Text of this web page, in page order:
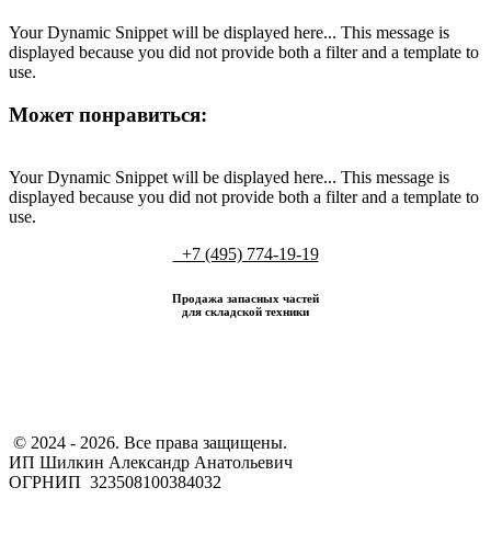
Your Dynamic Snippet will be displayed here... This message is
displayed because you did not provide both a filter and a template to
use.
Может понравиться:
Your Dynamic Snippet will be displayed here... This message is
displayed because you did not provide both a filter and a template to
use.
+7 (495) 774-19-19
Продажа запасных частей
для складской техники
​ © 2024 - 2026. Все права защищены.
ИП Шилкин Александр Анатольевич
ОГРНИП 323508100384032